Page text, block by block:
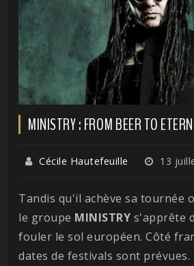
MINISTRY : FROM BEER TO
Cécile Hautefeuille 13
Tandis qu'il achève sa tournée
le groupe MINISTRY s'apprête
fouler le sol européen. Côté
dates de festivals sont prévues.